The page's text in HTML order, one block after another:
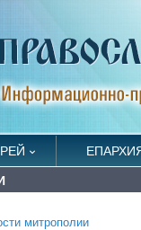
митрополии